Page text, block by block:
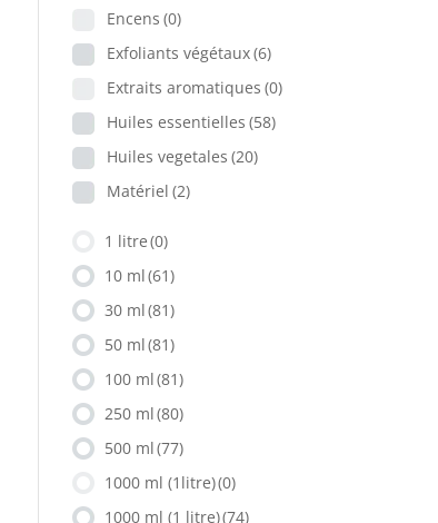
Encens (0)
Exfoliants végétaux(6)
Extraits aromatiques (0)
Huiles essentielles (58)
Huiles vegetales (20)
Matériel (2)
1 litre(0)
10 ml(61)
30 ml(81)
50 ml(81)
100 ml(81)
250 ml(80)
500 ml(77)
1000 ml (1litre)(0)
1000 ml (1 litre)(74)